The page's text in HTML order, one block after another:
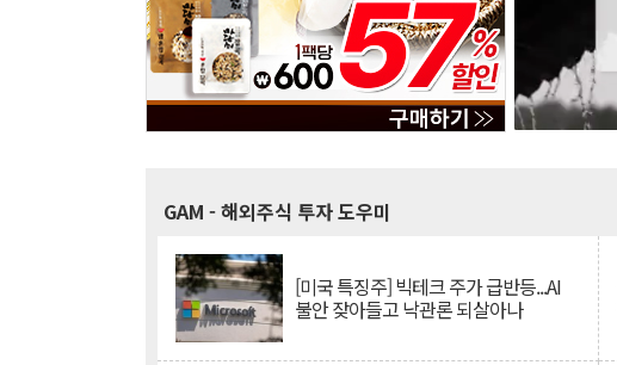
GAM - 해외주식 투자 도우미
[미국 특징주] 빅테크 주가 급반등...AI
불안 잦아들고 낙관론 되살아나